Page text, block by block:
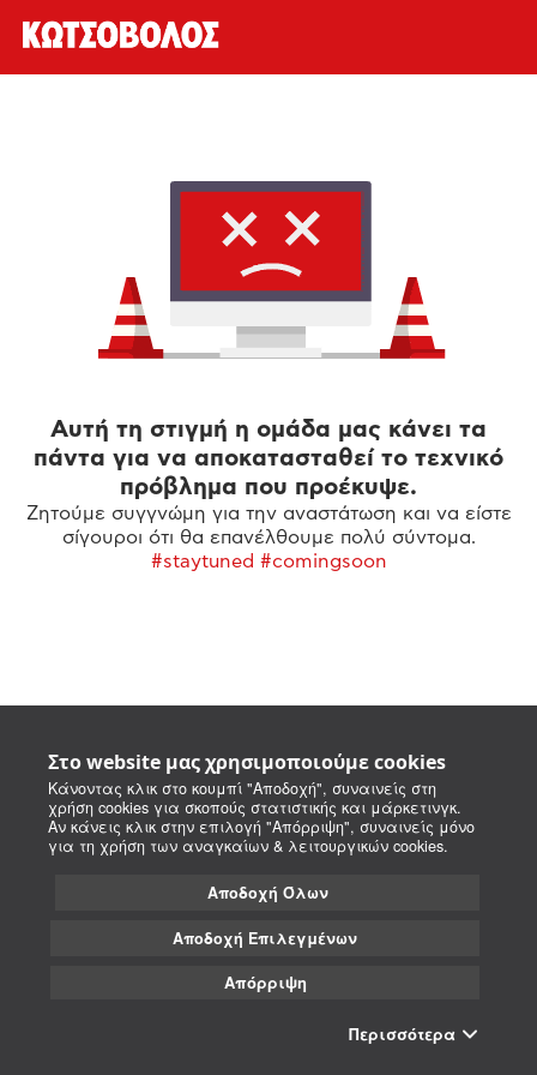
Στο website μας χρησιμοποιούμε cookies
Κάνοντας κλικ στο κουμπί "Αποδοχή", συναινείς στη
χρήση cookies για σκοπούς στατιστικής και μάρκετινγκ.
Αν κάνεις κλικ στην επιλογή "Απόρριψη", συναινείς μόνο
για τη χρήση των αναγκαίων & λειτουργικών cookies.
Αποδοχή Όλων
Αποδοχή Επιλεγμένων
Απόρριψη
Περισσότερα
Αυτή τη στιγμή η ομάδα μας κάνει τα
πάντα για να αποκατασταθεί το τεχνικό
πρόβλημα που προέκυψε.
Ζητούμε συγγνώμη για την αναστάτωση και να είστε
σίγουροι ότι θα επανέλθουμε πολύ σύντομα.
#staytuned #comingsoon